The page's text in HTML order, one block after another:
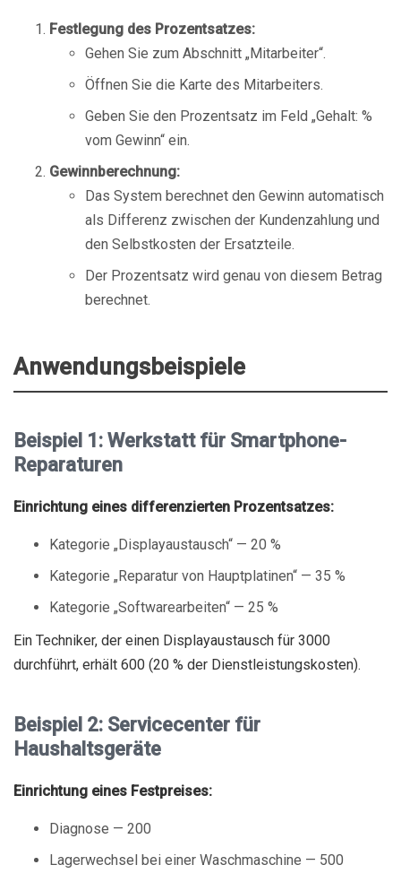
Festlegung des Prozentsatzes:
Gehen Sie zum Abschnitt „Mitarbeiter“.
Öffnen Sie die Karte des Mitarbeiters.
Geben Sie den Prozentsatz im Feld „Gehalt: %
vom Gewinn“ ein.
Gewinnberechnung:
Das System berechnet den Gewinn automatisch
als Differenz zwischen der Kundenzahlung und
den Selbstkosten der Ersatzteile.
Der Prozentsatz wird genau von diesem Betrag
berechnet.
Anwendungsbeispiele
Beispiel 1: Werkstatt für Smartphone-
Reparaturen
Einrichtung eines differenzierten Prozentsatzes:
Kategorie „Displayaustausch“ — 20 %
Kategorie „Reparatur von Hauptplatinen“ — 35 %
Kategorie „Softwarearbeiten“ — 25 %
Ein Techniker, der einen Displayaustausch für 3000
durchführt, erhält 600 (20 % der Dienstleistungskosten).
Beispiel 2: Servicecenter für
Haushaltsgeräte
Einrichtung eines Festpreises:
Diagnose — 200
Lagerwechsel bei einer Waschmaschine — 500